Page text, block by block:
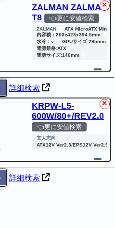
ZALMAN ZALMAN
T8
👈更に安値検索
ZALMAN
ATX MicroATX Mini-
内容積：200x423x394.5mm
水冷：○
GPUサイズ:295mm
電源規格:ATX
電源サイズ:140mm
✕
詳細検索
KRPW-L5-
600W/80+/REV2.0
👈更に安値検索
玄人志向
ATX12V Ver2.3/EPS12V Ver2.91
✕
詳細検索